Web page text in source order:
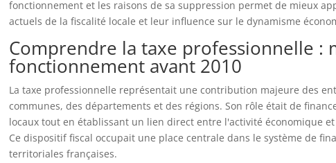
fonctionnement et les raisons de sa suppression permet de mieux
actuels de la fiscalité locale et leur influence sur le dynamisme
Comprendre la taxe professionnelle :
fonctionnement avant 2010
La taxe professionnelle représentait une contribution majeure des
communes, des départements et des régions. Son rôle était de
locaux tout en établissant un lien direct entre l'activité économique
Ce dispositif fiscal occupait une place centrale dans le système de
territoriales françaises.